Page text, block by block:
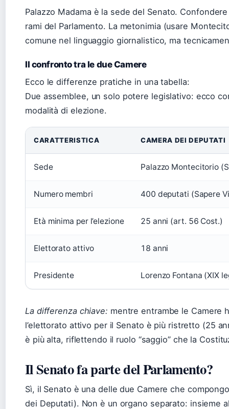
Palazzo Madama è la sede del Senato.
rami del Parlamento. La metonimia (usare
comune nel linguaggio giornalistico, ma
Il confronto tra le due Camere
Ecco le differenze pratiche in una tabella:
Due assemblee, un solo potere legislativo: ecco
modalità di elezione.
CARATTERISTICA CAMERA DEI DEPUTATI
Sede Palazzo Montecitorio
Numero membri 400 deputati (Sapere
Età minima per l’elezione 25 anni (art. 56 Cost.)
Elettorato attivo 18 anni
Presidente Lorenzo Fontana (XIX
La differenza chiave: mentre entrambe le Camere
l’elettorato attivo per il Senato è più ristretto (25
è più alta, riflettendo il ruolo “saggio” che la
Il Senato fa parte del Parlamento?
Sì, il Senato è una delle due Camere che
dei Deputati). Non è un organo separato: insieme